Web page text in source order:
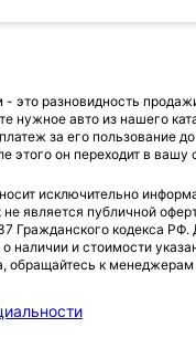
это разновидность
нужное авто из нашего
за его пользование
этого он переходит в вашу
исключительно
не является публичной
Гражданского кодекса РФ.
наличии и стоимости
обращайтесь к